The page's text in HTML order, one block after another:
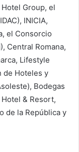
Group, el
INICIA,
el Consorcio
Central Romana,
Lifestyle
de Hoteles y
Bodegas
& Resort,
de la República y